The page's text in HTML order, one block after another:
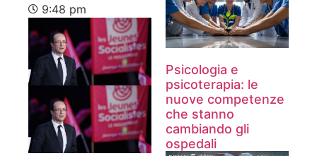
9:48 pm
Psicologia e
psicoterapia: le
nuove competenze
che stanno
cambiando gli
ospedali